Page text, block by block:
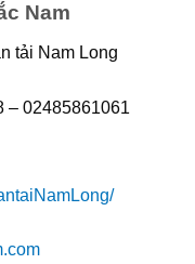
Nam
tải Nam Long
– 02485861061